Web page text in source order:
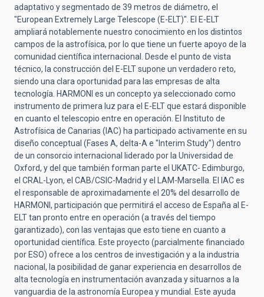
adaptativo y segmentado de 39 metros de diámetro, el
"European Extremely Large Telescope (E-ELT)". El E-ELT
ampliará notablemente nuestro conocimiento en los distintos
campos de la astrofísica, por lo que tiene un fuerte apoyo de la
comunidad científica internacional. Desde el punto de vista
técnico, la construcción del E-ELT supone un verdadero reto,
siendo una clara oportunidad para las empresas de alta
tecnología. HARMONI es un concepto ya seleccionado como
instrumento de primera luz para el E-ELT que estará disponible
en cuanto el telescopio entre en operación. El Instituto de
Astrofísica de Canarias (IAC) ha participado activamente en su
diseño conceptual (Fases A, delta-A e "Interim Study") dentro
de un consorcio internacional liderado por la Universidad de
Oxford, y del que también forman parte el UKATC- Edimburgo,
el CRAL-Lyon, el CAB/CSIC-Madrid y el LAM-Marsella. El IAC es
el responsable de aproximadamente el 20% del desarrollo de
HARMONI, participación que permitirá el acceso de España al E-
ELT tan pronto entre en operación (a través del tiempo
garantizado), con las ventajas que esto tiene en cuanto a
oportunidad científica. Este proyecto (parcialmente financiado
por ESO) ofrece a los centros de investigación y a la industria
nacional, la posibilidad de ganar experiencia en desarrollos de
alta tecnología en instrumentación avanzada y situarnos a la
vanguardia de la astronomía Europea y mundial. Este ayuda